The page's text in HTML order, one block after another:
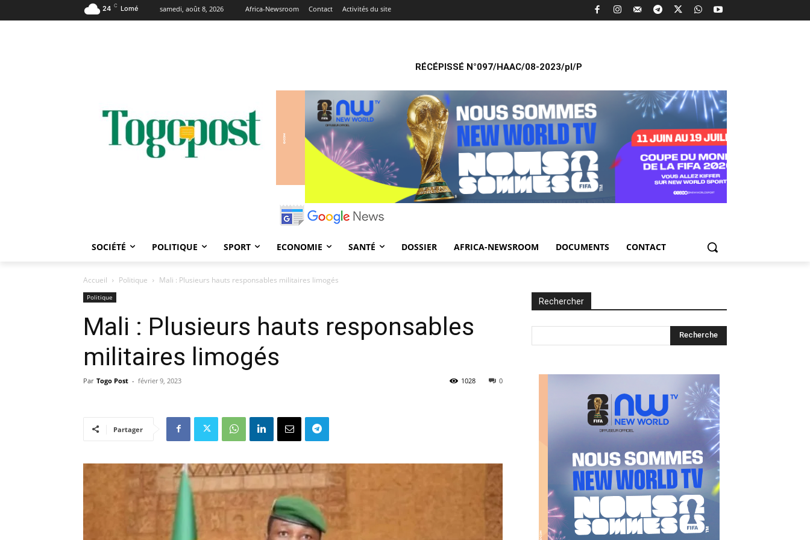
24 C Lomé samedi, août 8, 2026 Africa-Newsroom Contact Activités du site
RÉCÉPISSÉ N°097/HAAC/08-2023/pl/P
SOCIÉTÉ POLITIQUE SPORT ECONOMIE SANTÉ DOSSIER AFRICA-NEWSROOM DOCUMENTS CONTACT
Accueil Politique Mali : Plusieurs hauts responsables militaires limogés
Politique
Mali : Plusieurs hauts responsables
militaires limogés
Par Togo Post - février 9, 2023 0
1028
Partager
Rechercher